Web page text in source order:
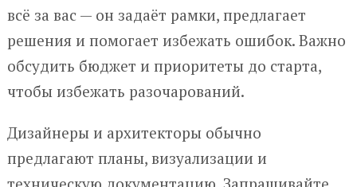
всё за вас — он задаёт рамки, предлагает
решения и помогает избежать ошибок. Важно
обсудить бюджет и приоритеты до старта,
чтобы избежать разочарований.
Дизайнеры и архитекторы обычно
предлагают планы, визуализации и